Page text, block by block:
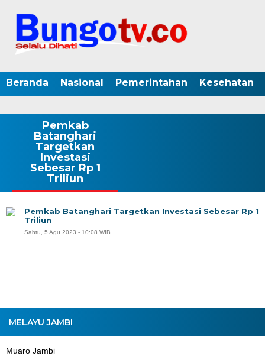
Beranda Nasional Pemerintahan Kesehatan
MELAYU JAMBI
Muaro Jambi
Pemkab
Batanghari
Targetkan
Investasi
Sebesar Rp 1
Triliun
Pemkab Batanghari Targetkan Investasi Sebesar Rp 1
Triliun
Sabtu, 5 Agu 2023 - 10:08 WIB